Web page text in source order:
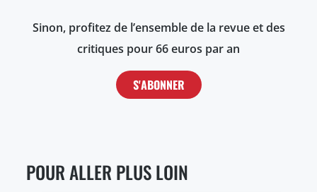
Sinon, profitez de l’ensemble de la revue et des
critiques pour 66 euros par an
S'ABONNER
POUR ALLER PLUS LOIN